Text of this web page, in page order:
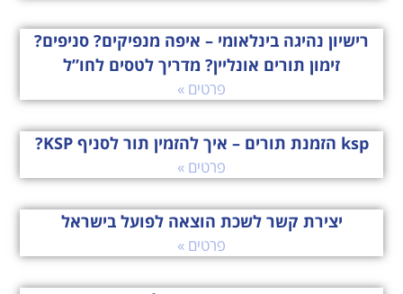
רישיון נהיגה בינלאומי – איפה מנפיקים? סניפים?
זימון תורים אונליין? מדריך לטסים לחו”ל
פרטים »
ksp הזמנת תורים – איך להזמין תור לסניף KSP?
פרטים »
יצירת קשר לשכת הוצאה לפועל בישראל
פרטים »